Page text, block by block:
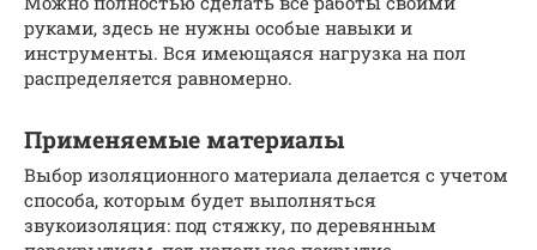
руками, здесь не нужны особые навыки и
инструменты. Вся имеющаяся нагрузка на пол
распределяется равномерно.
Применяемые материалы
Выбор изоляционного материала делается с учетом
способа, которым будет выполняться
звукоизоляция: под стяжку, по деревянным